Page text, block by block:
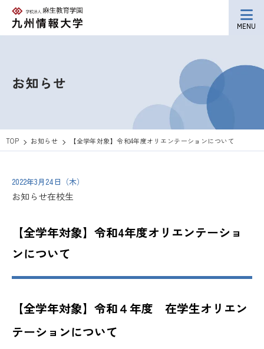
MENU
お知らせ
TOP お知らせ 【全学年対象】令和4年度オリエンテーションについて
2022年3月24日（木）
お知らせ在校生
【全学年対象】令和4年度オリエンテーショ
ンについて
【全学年対象】令和４年度 在学生オリエン
テーションについて